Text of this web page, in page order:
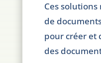
Ces
de
pour créer et
des